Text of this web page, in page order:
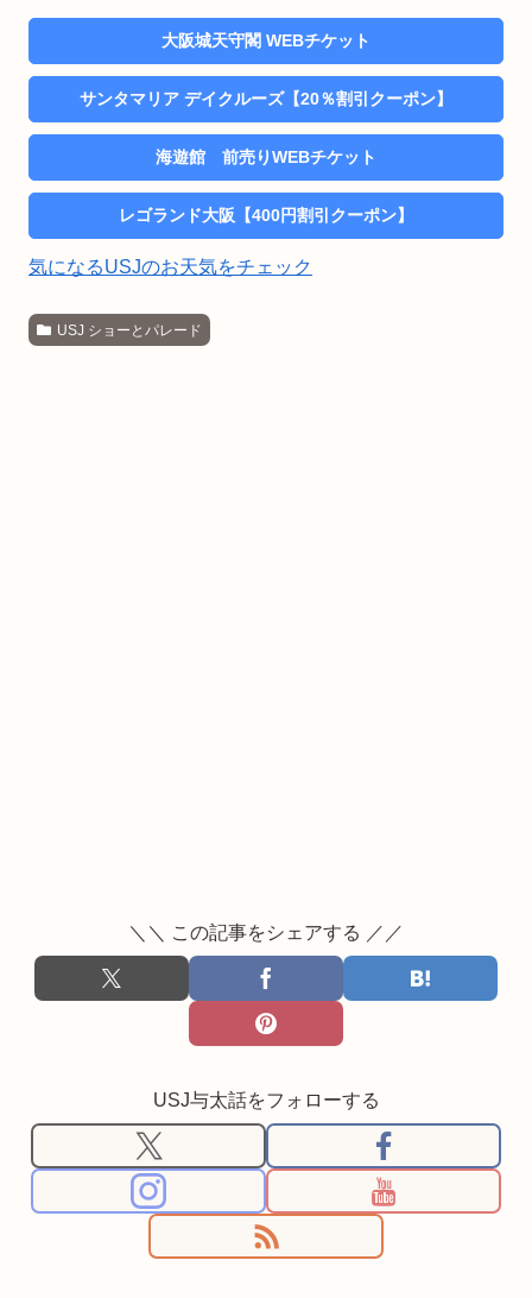
大阪城天守閣 WEBチケット
サンタマリア デイクルーズ【20％割引クーポン】
海遊館 前売りWEBチケット
レゴランド大阪【400円割引クーポン】
気になるUSJのお天気をチェック
USJ ショーとパレード
＼＼ この記事をシェアする ／／
USJ与太話をフォローする